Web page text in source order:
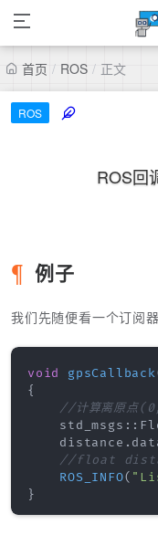
首页 / ROS / 正文
ROS
ROS回
例子
我们先随便看一个订阅
void gpsCallback
{
//计算离原点
    std_msgs
::
    distance
.
//float
ROS_INFO(
}